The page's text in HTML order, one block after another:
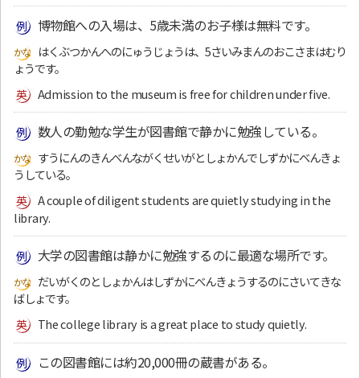
博物館への入場は、5歳未満のお子様は無料です。
はくぶつかんへのにゅうじょうは、5さいみまんのおこさまはむり
ょうです。
Admission to the museum is free for children under five.
数人の勤勉な学生が図書館で静かに勉強している。
すうにんのきんべんながくせいがとしょかんでしずかにべんきょ
うしている。
A couple of diligent students are quietly studying in the
library.
大学の図書館は静かに勉強するのに最適な場所です。
だいがくのとしょかんはしずかにべんきょうするのにさいてきな
ばしょです。
The college library is a great place to study quietly.
この図書館には約20,000冊の蔵書がある。